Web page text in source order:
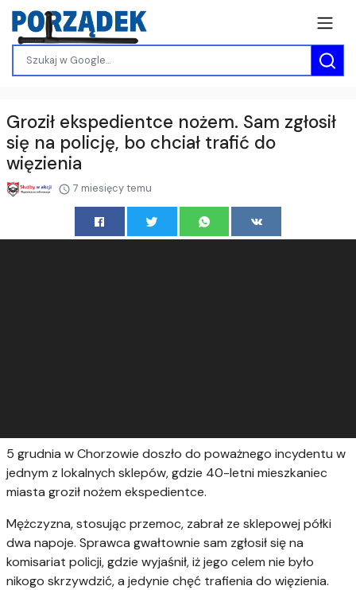
Groził ekspedientce nożem. Sam zgłosił
się na policję, bo chciał trafić do
więzienia
7 miesięcy temu
5 grudnia w Chorzowie doszło do poważnego incydentu w
jednym z lokalnych sklepów, gdzie 40-letni mieszkaniec
miasta groził nożem ekspedientce.
Mężczyzna, stosując przemoc, zabrał ze sklepowej półki
dwa napoje. Sprawca gwałtownie sam zgłosił się na
komisariat policji, gdzie wyjaśnił, iż jego celem nie było
nikogo skrzywdzić, a jedynie chęć trafienia do więzienia.